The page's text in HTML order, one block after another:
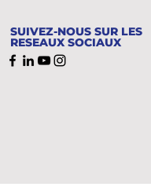
SUIVEZ-NOUS SUR LES
RESEAUX SOCIAUX